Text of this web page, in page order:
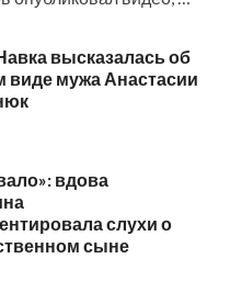
высказалась об
виде мужа Анастасии
вдова
слухи о
сыне